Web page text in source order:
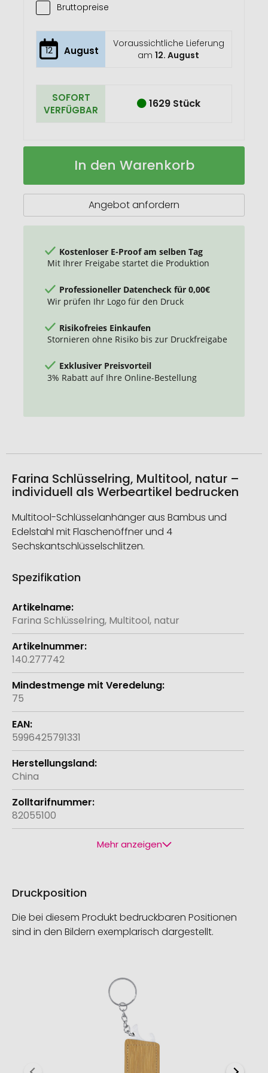
Bruttopreise
12 August
Voraussichtliche Lieferung
am12. August
SOFORT
VERFÜGBAR
1629 Stück
Farina
Schlüsselring,
Auf
In den Warenkorb
Angebot anfordern
Kostenloser E-Proof am selben Tag
Mit Ihrer Freigabe startet die Produktion
Professioneller Datencheck für 0,00€
Wir prüfen Ihr Logo für den Druck
Risikofreies Einkaufen
Stornieren ohne Risiko bis zur Druckfreigabe
Exklusiver Preisvorteil
3% Rabatt auf Ihre Online-Bestellung
Farina Schlüsselring, Multitool, natur –
individuell als Werbeartikel bedrucken
Multitool-Schlüsselanhänger aus Bambus und
Edelstahl mit Flaschenöffner und 4
Sechskantschlüsselschlitzen.
Spezifikation
Weitere
Informationen
Farina Schlüsselring, Multitool, natur
140.277742
75
5996425791331
China
82055100
Mehr anzeigen
Druckposition
Die bei diesem Produkt bedruckbaren Positionen
sind in den Bildern exemplarisch dargestellt.